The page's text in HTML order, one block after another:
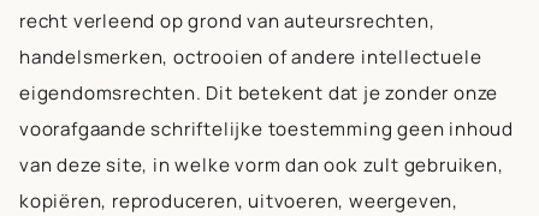
recht verleend op grond van auteursrechten,
handelsmerken, octrooien of andere intellectuele
eigendomsrechten. Dit betekent dat je zonder onze
voorafgaande schriftelijke toestemming geen inhoud
van deze site, in welke vorm dan ook zult gebruiken,
kopiëren, reproduceren, uitvoeren, weergeven,